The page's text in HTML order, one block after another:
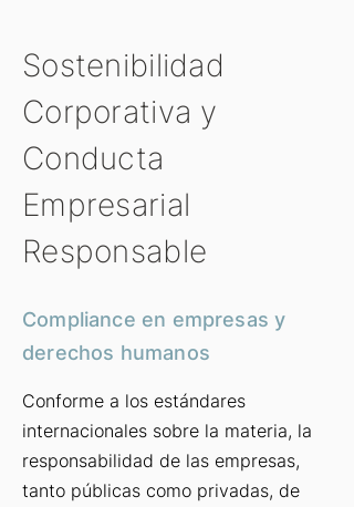
Sostenibilidad
Corporativa y
Conducta
Empresarial
Responsable
Compliance en empresas y
derechos humanos
Conforme a los estándares
internacionales sobre la materia, la
responsabilidad de las empresas,
tanto públicas como privadas, de